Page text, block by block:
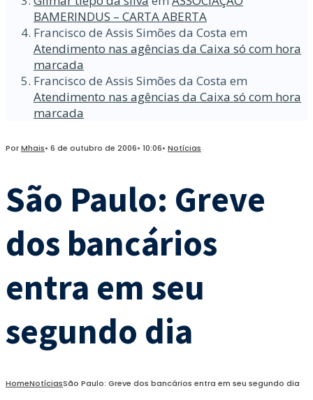
BAMERINDUS – CARTA ABERTA
Francisco de Assis Simões da Costa em
Atendimento nas agências da Caixa só com hora
marcada
Francisco de Assis Simões da Costa em
Atendimento nas agências da Caixa só com hora
marcada
PorMhais• 6 de outubro de 2006• 10:06• Notícias
São Paulo: Greve
dos bancários
entra em seu
segundo dia
HomeNotíciasSão Paulo: Greve dos bancários entra em seu segundo dia